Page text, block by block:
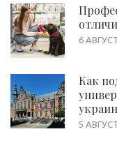
6
Как
5